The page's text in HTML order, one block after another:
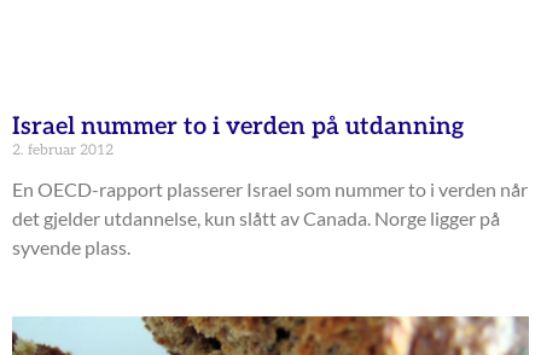
Israel nummer to i verden på utdanning
2. februar 2012
En OECD-rapport plasserer Israel som nummer to i verden når
det gjelder utdannelse, kun slått av Canada. Norge ligger på
syvende plass.